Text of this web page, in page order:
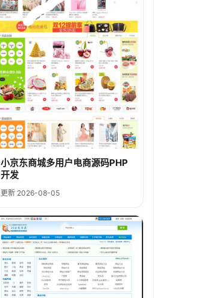
小京东商城多用户电商源码PHP
开发
更新 2026-08-05